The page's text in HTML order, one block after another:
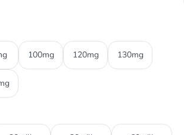
100mg 120mg 130mg